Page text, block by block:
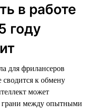
в работе
году
для фрилансеров
к обмену
может
грани между опытными